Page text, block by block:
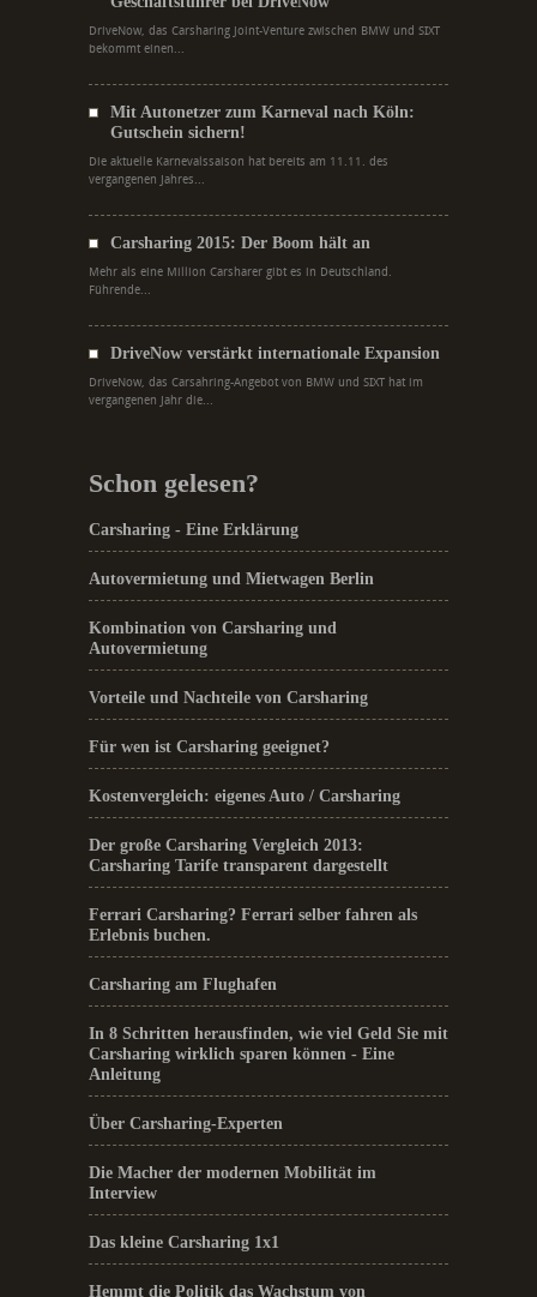
DriveNow, das Carsharing Joint-Venture zwischen BMW und SIXT
bekommt einen...
Mit Autonetzer zum Karneval nach Köln:
Gutschein sichern!
Die aktuelle Karnevalssaison hat bereits am 11.11. des
vergangenen Jahres...
Carsharing 2015: Der Boom hält an
Mehr als eine Million Carsharer gibt es in Deutschland.
Führende...
DriveNow verstärkt internationale Expansion
DriveNow, das Carsahring-Angebot von BMW und SIXT hat im
vergangenen Jahr die...
Schon gelesen?
Carsharing - Eine Erklärung
Autovermietung und Mietwagen Berlin
Kombination von Carsharing und
Autovermietung
Vorteile und Nachteile von Carsharing
Für wen ist Carsharing geeignet?
Kostenvergleich: eigenes Auto / Carsharing
Der große Carsharing Vergleich 2013:
Carsharing Tarife transparent dargestellt
Ferrari Carsharing? Ferrari selber fahren als
Erlebnis buchen.
Carsharing am Flughafen
In 8 Schritten herausfinden, wie viel Geld Sie mit
Carsharing wirklich sparen können - Eine
Anleitung
Über Carsharing-Experten
Die Macher der modernen Mobilität im
Interview
Das kleine Carsharing 1x1
Hemmt die Politik das Wachstum von